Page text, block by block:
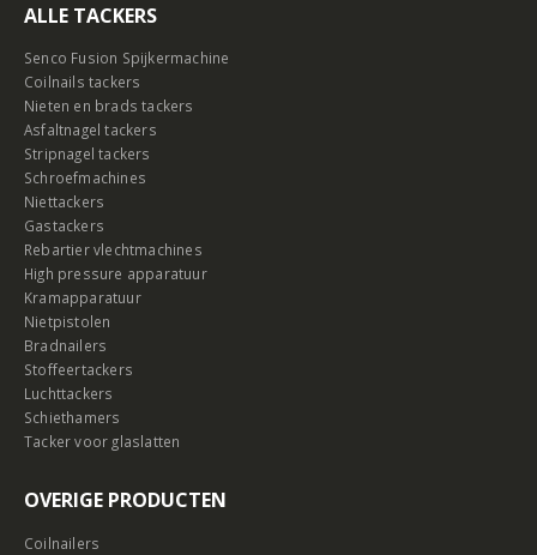
ALLE TACKERS
Senco Fusion Spijkermachine
Coilnails tackers
Nieten en brads tackers
Asfaltnagel tackers
Stripnagel tackers
Schroefmachines
Niettackers
Gastackers
Rebartier vlechtmachines
High pressure apparatuur
Kramapparatuur
Nietpistolen
Bradnailers
Stoffeertackers
Luchttackers
Schiethamers
Tacker voor glaslatten
OVERIGE PRODUCTEN
Coilnailers